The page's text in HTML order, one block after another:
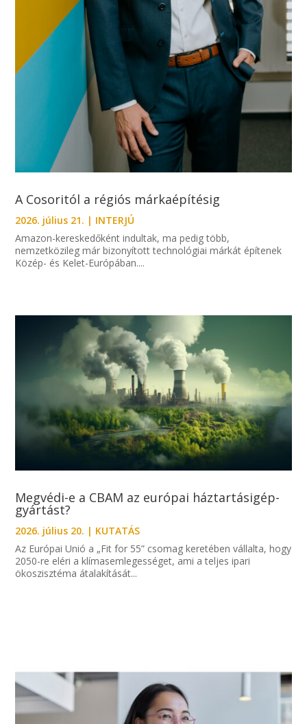
A Cosoritól a régiós márkaépítésig
2026. július 21. | INTERJÚ
Amazon-kereskedőként indultak, ma pedig több,
nemzetközileg már bizonyított technológiai márkát építenek
Közép- és Kelet-Európában....
Megvédi-e a CBAM az európai háztartásigép-
gyártást?
2026. július 20. | KUTATÁS
Az Európai Unió a „Fit for 55” csomag keretében vállalta, hogy
2050-re eléri a klímasemlegességet, ami a teljes ipari
ökoszisztéma átalakítását...